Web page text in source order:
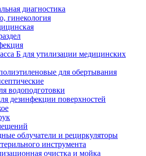
диагностика
гинекология
Б для утилизации медицинских
для обертывания
водоподготовки
дезинфекции поверхностей
облучатели и рециркуляторы
инструмента
очистка и мойка